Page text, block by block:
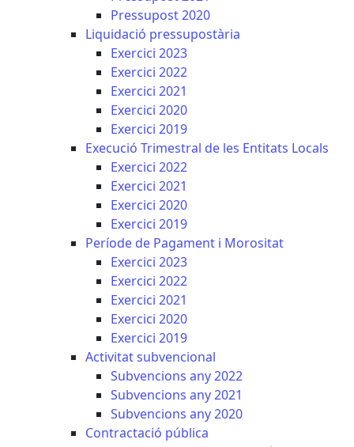
Pressupost 2020
Liquidació pressupostària
Exercici 2023
Exercici 2022
Exercici 2021
Exercici 2020
Exercici 2019
Execució Trimestral de les Entitats Locals
Exercici 2022
Exercici 2021
Exercici 2020
Exercici 2019
Període de Pagament i Morositat
Exercici 2023
Exercici 2022
Exercici 2021
Exercici 2020
Exercici 2019
Activitat subvencional
Subvencions any 2022
Subvencions any 2021
Subvencions any 2020
Contractació pública